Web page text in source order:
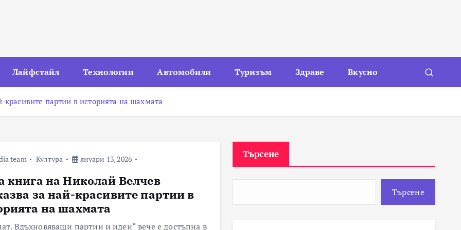
Лайфстайл Технологии Автомобили Туризъм Здраве Вкусно
партии в историята на шахмата
team Култура януари 13, 2026
книга на Николай Велчев
за най-красивите партии в
на шахмата
Вдъхновяващи партии и идеи“ вече е достъпна в
Търсене
Търсене